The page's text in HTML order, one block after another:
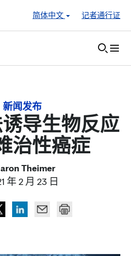
简体中文
记者通行证
新闻发布
导生物反应
治性癌症
Theimer
年 2 月 23 日